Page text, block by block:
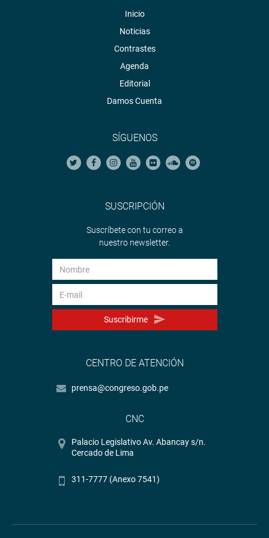
Inicio
Noticias
Contrastes
Agenda
Editorial
Damos Cuenta
SÍGUENOS
SUSCRIPCIÓN
Suscríbete con tu correo a
nuestro newsletter.
Suscribirme
CENTRO DE ATENCIÓN
prensa@congreso.gob.pe
CNC
Palacio Legislativo Av. Abancay s/n.
Cercado de Lima
311-7777 (Anexo 7541)